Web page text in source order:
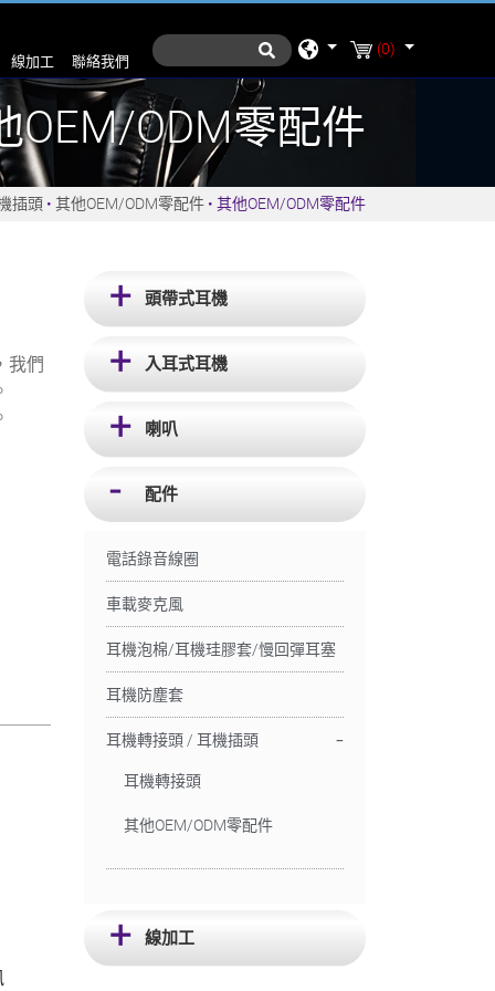
線加工 聯絡我們
(0)
OEM/ODM零配件
插頭 其他OEM/ODM零配件 其他OEM/ODM零配件
頭帶式耳機
入耳式耳機
喇叭
配件
電話錄音線圈
車載麥克風
耳機泡棉/耳機珪膠套/慢回彈耳塞
耳機防塵套
耳機轉接頭 / 耳機插頭
耳機轉接頭
其他OEM/ODM零配件
線加工
我們